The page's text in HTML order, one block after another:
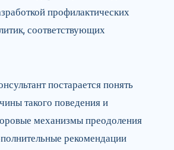
профилактических
соответствующих
постарается понять
такого поведения и
механизмы преодоления
рекомендации